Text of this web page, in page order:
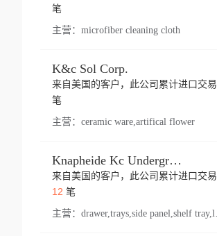
笔
主营： microfiber cleaning cloth
K&c Sol Corp.
来自美国的客户，此公司累计进口交易
笔
主营： ceramic ware,artifical flower
Knapheide Kc Underground
来自美国的客户，此公司累计进口交易
12 笔
主营：